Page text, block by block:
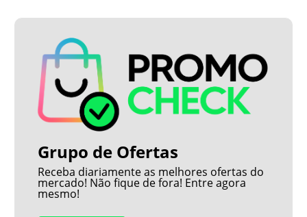
Grupo de Ofertas
Receba diariamente as melhores ofertas do
mercado! Não fique de fora! Entre agora
mesmo!